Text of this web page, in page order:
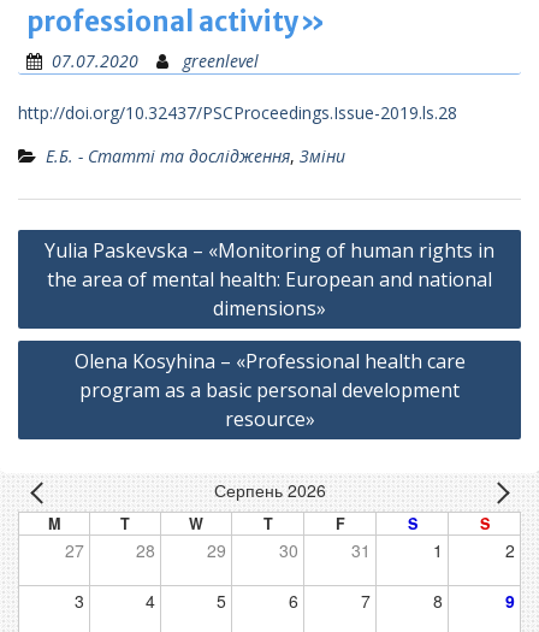
professional activity»
07.07.2020 greenlevel
http://doi.org/10.32437/PSCProceedings.Issue-2019.ls.28
Е.Б. - Статті та дослідження, Зміни
Навігація
записів
Yulia Paskevska – «Monitoring of human rights in
the area of mental health: European and national
dimensions»
Оlena Kosyhina – «Professional health care
program as a basic personal development
resource»
Серпень 2026
M T W T F S S
27 28 29 30 31 1 2
3 4 5 6 7 8 9